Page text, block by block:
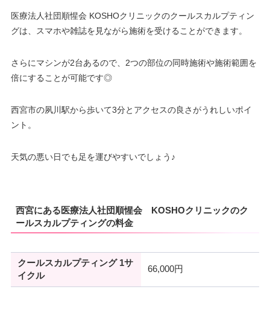
医療法人社団順惺会 KOSHOクリニックのクールスカルプティン
グは、スマホや雑誌を見ながら施術を受けることができます。
さらにマシンが2台あるので、2つの部位の同時施術や施術範囲を
倍にすることが可能です◎
西宮市の夙川駅から歩いて3分とアクセスの良さがうれしいポイ
ント。
天気の悪い日でも足を運びやすいでしょう♪
西宮にある医療法人社団順惺会 KOSHOクリニックのク
ールスカルプティングの料金
クールスカルプティング 1サ
イクル
66,000円